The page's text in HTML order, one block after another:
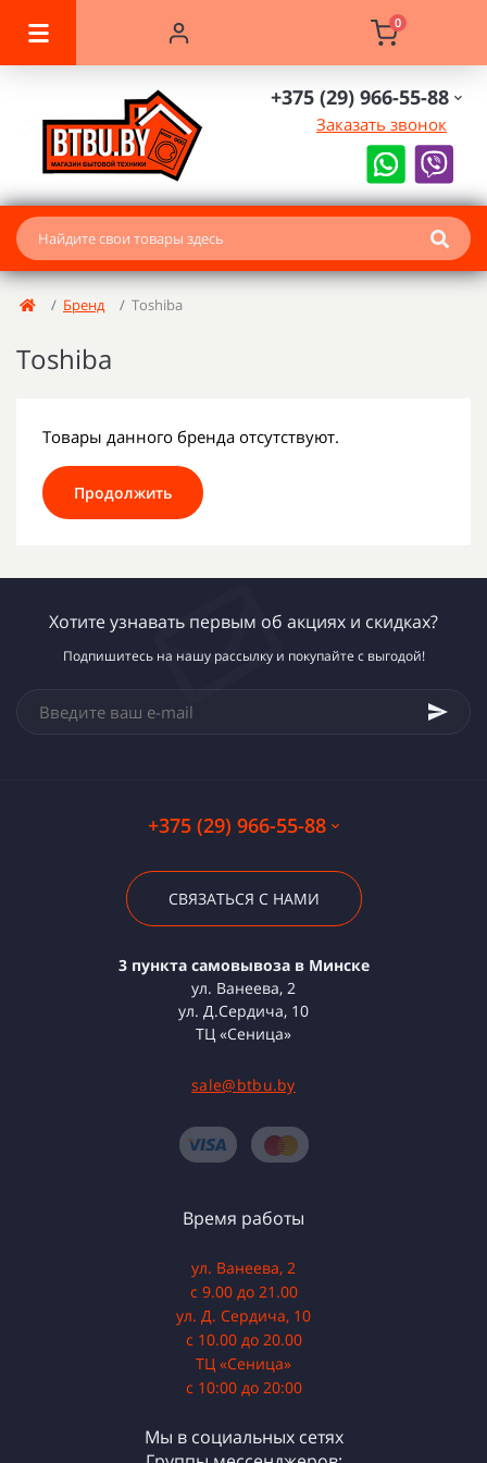
0
+375 (29) 966-55-88
Заказать звонок
Бренд Toshiba
Toshiba
Товары данного бренда отсутствуют.
Продолжить
Хотите узнавать первым об акциях и скидках?
Подпишитесь на нашу рассылку и покупайте с выгодой!
+375 (29) 966-55-88
СВЯЗАТЬСЯ С НАМИ
3 пункта самовывоза в Минске
ул. Ванеева, 2
ул. Д.Сердича, 10
ТЦ «Сеница»
sale@btbu.by
Время работы
ул. Ванеева, 2
с 9.00 до 21.00
ул. Д. Сердича, 10
с 10.00 до 20.00
ТЦ «Сеница»
с 10:00 до 20:00
Мы в социальных сетях